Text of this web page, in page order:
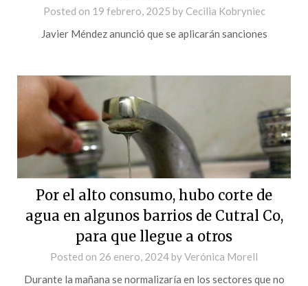
Posted on 19 febrero, 2025 by Cecilia Kobryniec
Javier Méndez anunció que se aplicarán sanciones
Por el alto consumo, hubo corte de
agua en algunos barrios de Cutral Co,
para que llegue a otros
Posted on 26 enero, 2024byVerónica Morell
Durante la mañana se normalizaría en los sectores que no